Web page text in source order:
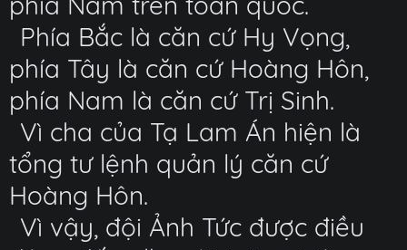
Phía Bắc là căn cứ Hy Vọng,
phía Tây là căn cứ Hoàng Hôn,
phía Nam là căn cứ Trị Sinh.
Vì cha của Tạ Lam Án hiện là
tổng tư lệnh quản lý căn cứ
Hoàng Hôn.
Vì vậy, đội Ảnh Tức được điều